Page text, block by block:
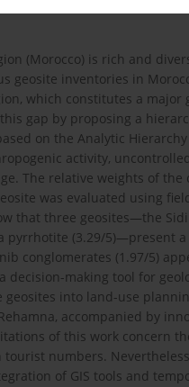
(Morocco) is rich and
geosite inventories in
which constitutes a
gap by proposing a
on the Analytic
activity,
The relative weights of
was evaluated using
that three geosites—the
pyrrhotite (3.29/5)—present
conglomerates (1.97/5)
making tool for
into land-use
accompanied by
of this work concern
numbers.
of GIS tools and